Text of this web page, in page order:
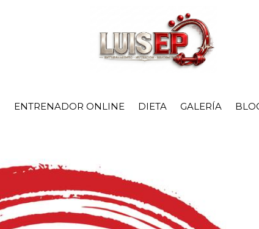
ENTRENADOR ONLINE DIETA GALERÍA